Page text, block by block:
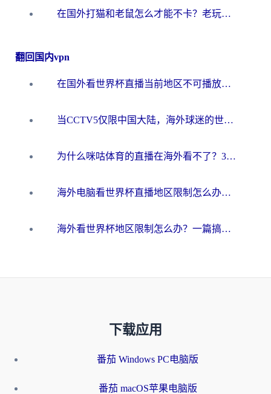
在国外打猫和老鼠怎么才能不卡？老玩家亲测的终极加速指南
翻回国内vpn
在国外看世界杯直播当前地区不可播放？海外党必看的回国加速全攻略
当CCTV5仅限中国大陆，海外球迷的世界杯狂欢如何继续？
为什么咪咕体育的直播在海外看不了？3步解决海外看世界杯+抖音地区限制难题
海外电脑看世界杯直播地区限制怎么办？你需要一个聪明的加速器
海外看世界杯地区限制怎么办？一篇搞定咪咕视频播放+国内资源无缝访问指南
下载应用
番茄 Windows PC电脑版
番茄 macOS苹果电脑版